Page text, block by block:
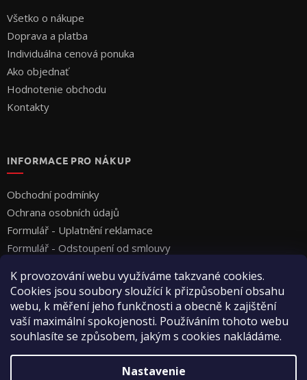
K provozování webu využíváme takzvané cookies.
Cookies jsou soubory sloužící k přizpůsobení obsahu
webu, k měření jeho funkčnosti a obecně k zajištění
vaší maximální spokojenosti. Používáním tohoto webu
souhlasíte se způsobem, jakým s cookies nakládáme.
Nastavenie
Všetko o nákupe
Doprava a platba
Individuálna cenová ponuka
Ako objednať
Hodnotenie obchodu
Kontakty
INFORMACE PRO NÁKUP
Obchodní podmínky
Ochrana osobních údajů
Formulář - Uplatnění reklamace
Formulář - Odstoupení od smlouvy
Vytvoril Shoptet